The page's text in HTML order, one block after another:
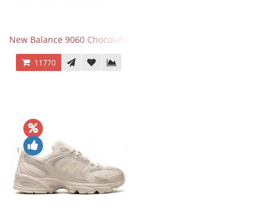
New Balance 9060 Chocolate Brown
11770